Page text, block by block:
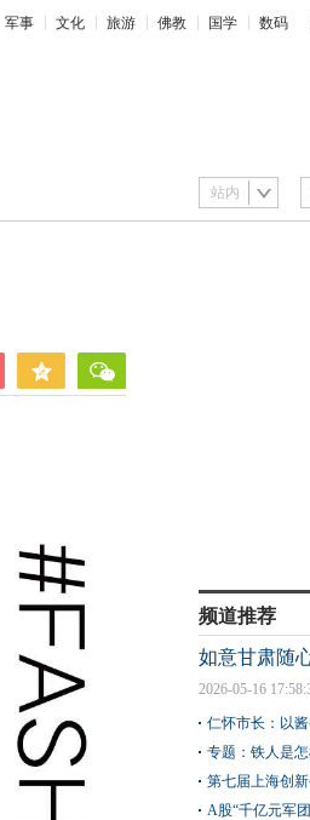
军事 文化 旅游 佛教 国学 数码
站内
频道推荐
如意甘肃随
2026-05-16
仁怀市长：以
专题：铁人是
第七届上海创
A股“千亿元军